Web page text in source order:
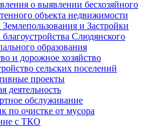
о выявлении бесхозяйного
объекта недвижимости
и Застройки
Слюдянского
образования
и дорожное хозяйство
сельских поселений
проекты
деятельность
обслуживание
по очистке от мусора
с ТКО